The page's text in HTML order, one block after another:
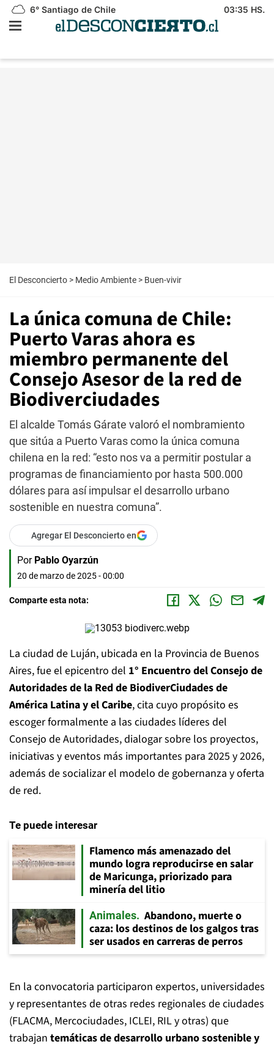
6° Santiago de Chile 03:35 HS.
El Desconcierto > Medio Ambiente > Buen-vivir
La única comuna de Chile:
Puerto Varas ahora es
miembro permanente del
Consejo Asesor de la red de
Biodiverciudades
El alcalde Tomás Gárate valoró el nombramiento
que sitúa a Puerto Varas como la única comuna
chilena en la red: “esto nos va a permitir postular a
programas de financiamiento por hasta 500.000
dólares para así impulsar el desarrollo urbano
sostenible en nuestra comuna”.
Agregar El Desconcierto en
Por Pablo Oyarzún
20 de marzo de 2025 - 00:00
Comparte esta nota:
La ciudad de Luján, ubicada en la Provincia de Buenos
Aires, fue el epicentro del 1° Encuentro del Consejo de
Autoridades de la Red de BiodiverCiudades de
América Latina y el Caribe, cita cuyo propósito es
escoger formalmente a las ciudades líderes del
Consejo de Autoridades, dialogar sobre los proyectos,
iniciativas y eventos más importantes para 2025 y 2026,
además de socializar el modelo de gobernanza y oferta
de red.
Te puede interesar
Flamenco más amenazado del
mundo logra reproducirse en salar
de Maricunga, priorizado para
minería del litio
Animales
Abandono, muerte o
caza: los destinos de los galgos tras
ser usados en carreras de perros
En la convocatoria participaron expertos, universidades
y representantes de otras redes regionales de ciudades
(FLACMA, Mercociudades, ICLEI, RIL y otras) que
trabajan temáticas de desarrollo urbano sostenible y